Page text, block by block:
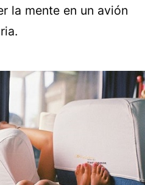
la mente en un avión